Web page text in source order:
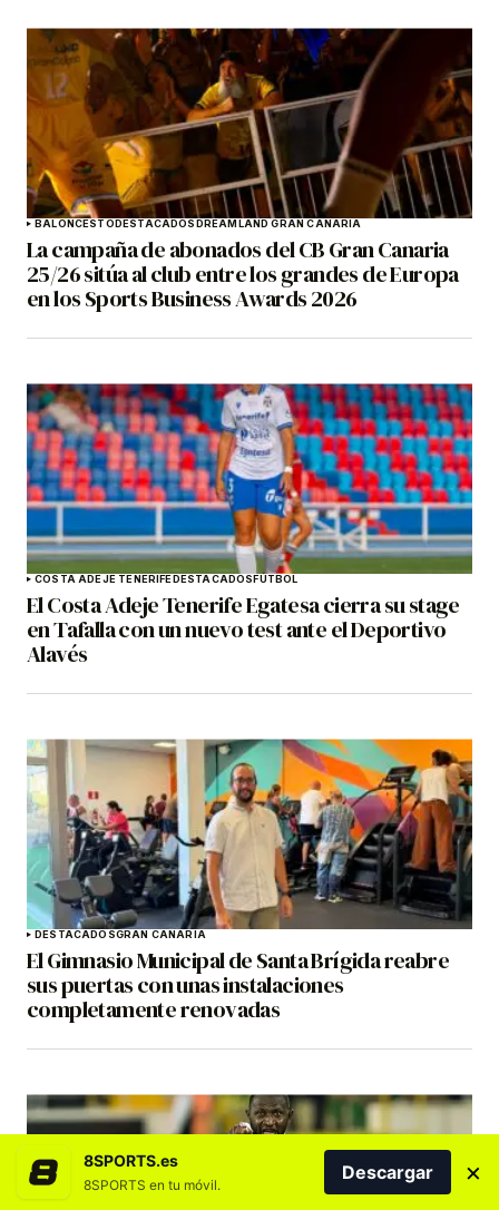
BALONCESTO DESTACADOS DREAMLAND GRAN CANARIA
La campaña de abonados del CB Gran Canaria
25/26 sitúa al club entre los grandes de Europa
en los Sports Business Awards 2026
COSTA ADEJE TENERIFE DESTACADOS FÚTBOL
El Costa Adeje Tenerife Egatesa cierra su stage
en Tafalla con un nuevo test ante el Deportivo
Alavés
DESTACADOSGRAN CANARIA
El Gimnasio Municipal de Santa Brígida reabre
sus puertas con unas instalaciones
completamente renovadas
8SPORTS.es
8SPORTS en tu móvil.
Descargar ×